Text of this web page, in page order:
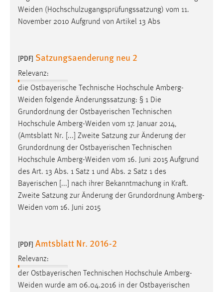
Weiden (Hochschulzugangsprüfungssatzung) vom 11.
November 2010 Aufgrund von Artikel 13 Abs
[PDF] Satzungsaenderung neu 2
Relevanz:
die Ostbayerische Technische Hochschule Amberg-
Weiden folgende Änderungssatzung: § 1 Die
Grundordnung der Ostbayerischen Technischen
Hochschule Amberg-Weiden vom 17. Januar 2014,
(Amtsblatt Nr. [...] Zweite Satzung zur Änderung der
Grundordnung der Ostbayerischen Technischen
Hochschule Amberg-Weiden vom 16. Juni 2015 Aufgrund
des Art. 13 Abs. 1 Satz 1 und Abs. 2 Satz 1 des
Bayerischen [...] nach ihrer Bekanntmachung in Kraft.
Zweite Satzung zur Änderung der Grundordnung Amberg-
Weiden vom 16. Juni 2015
[PDF] Amtsblatt Nr. 2016-2
Relevanz:
der Ostbayerischen Technischen Hochschule Amberg-
Weiden wurde am 06.04.2016 in der Ostbayerischen